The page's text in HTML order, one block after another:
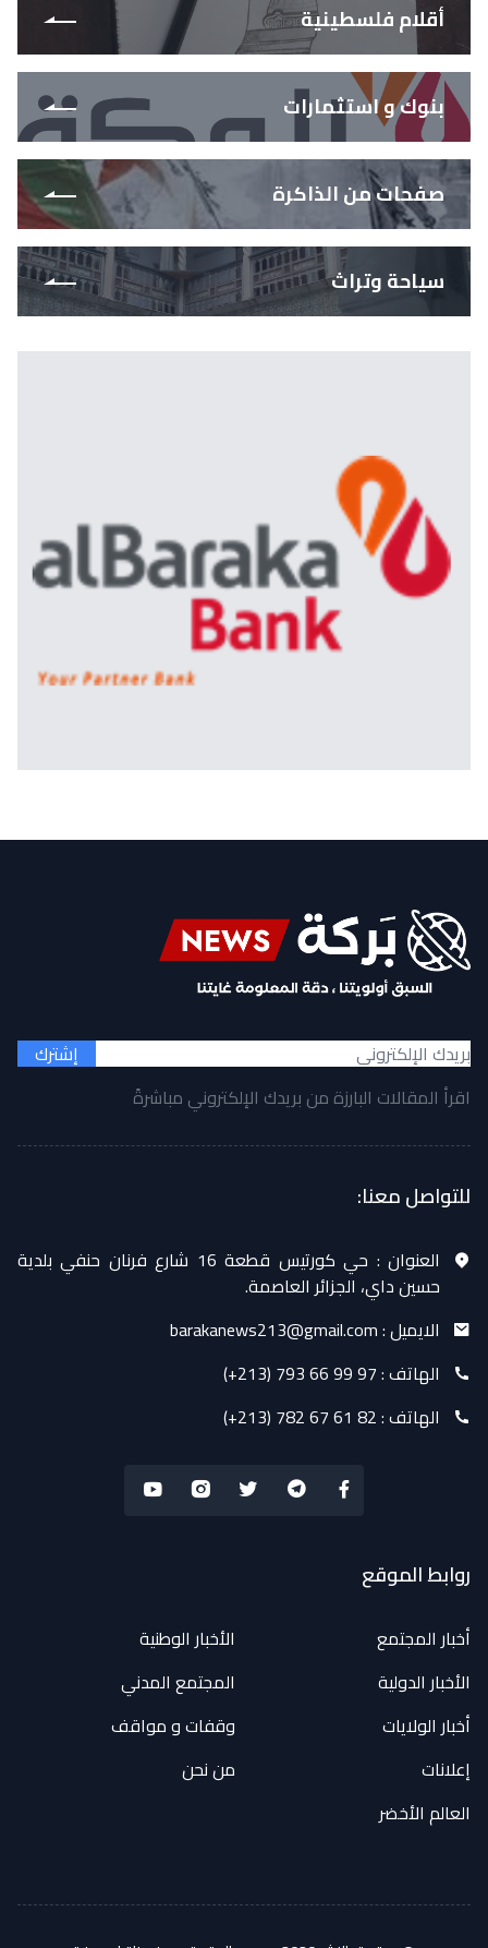
أقلام فلسطينية
بنوك و استثمارات
صفحات من الذاكرة
سياحة وتراث
إشترك
اقرأ المقالات البارزة من بريدك الإلكتروني مباشرةً
للتواصل معنا:
العنوان :
حي كورتيس قطعة 16 شارع فرنان حنفي بلدية
حسين داي، الجزائر العاصمة.
الايميل :barakanews213@gmail.com
الهاتف :(+213) 793 66 99 97
الهاتف :(+213) 782 67 61 82
روابط الموقع
أخبار المجتمع
الأخبار الوطنية
الأخبار الدولية
المجتمع المدني
أخبار الولايات
وقفات و مواقف
إعلانات
من نحن
العالم الأخضر